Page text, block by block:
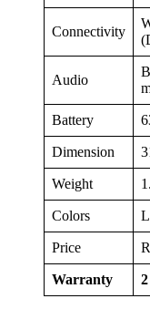
Connectivity
Audio
Battery
Dimension
Weight
Colors
Price
Warranty